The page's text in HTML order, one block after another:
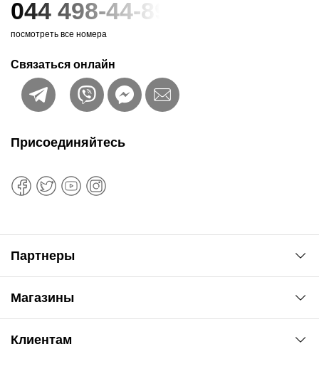
044 498-44-89
посмотреть все номера
Связаться онлайн
Магазины
ул. Рабочая, 2-а
Клиентам
Присоединяйтесь
Партнеры